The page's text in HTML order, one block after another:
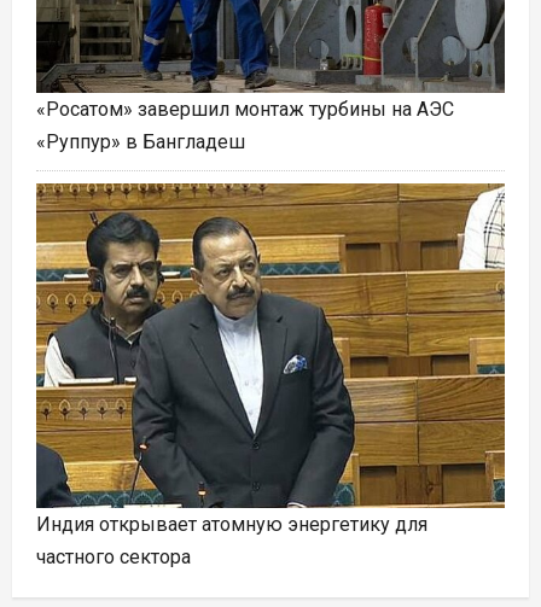
«Росатом» завершил монтаж турбины на АЭС
«Руппур» в Бангладеш
Индия открывает атомную энергетику для
частного сектора